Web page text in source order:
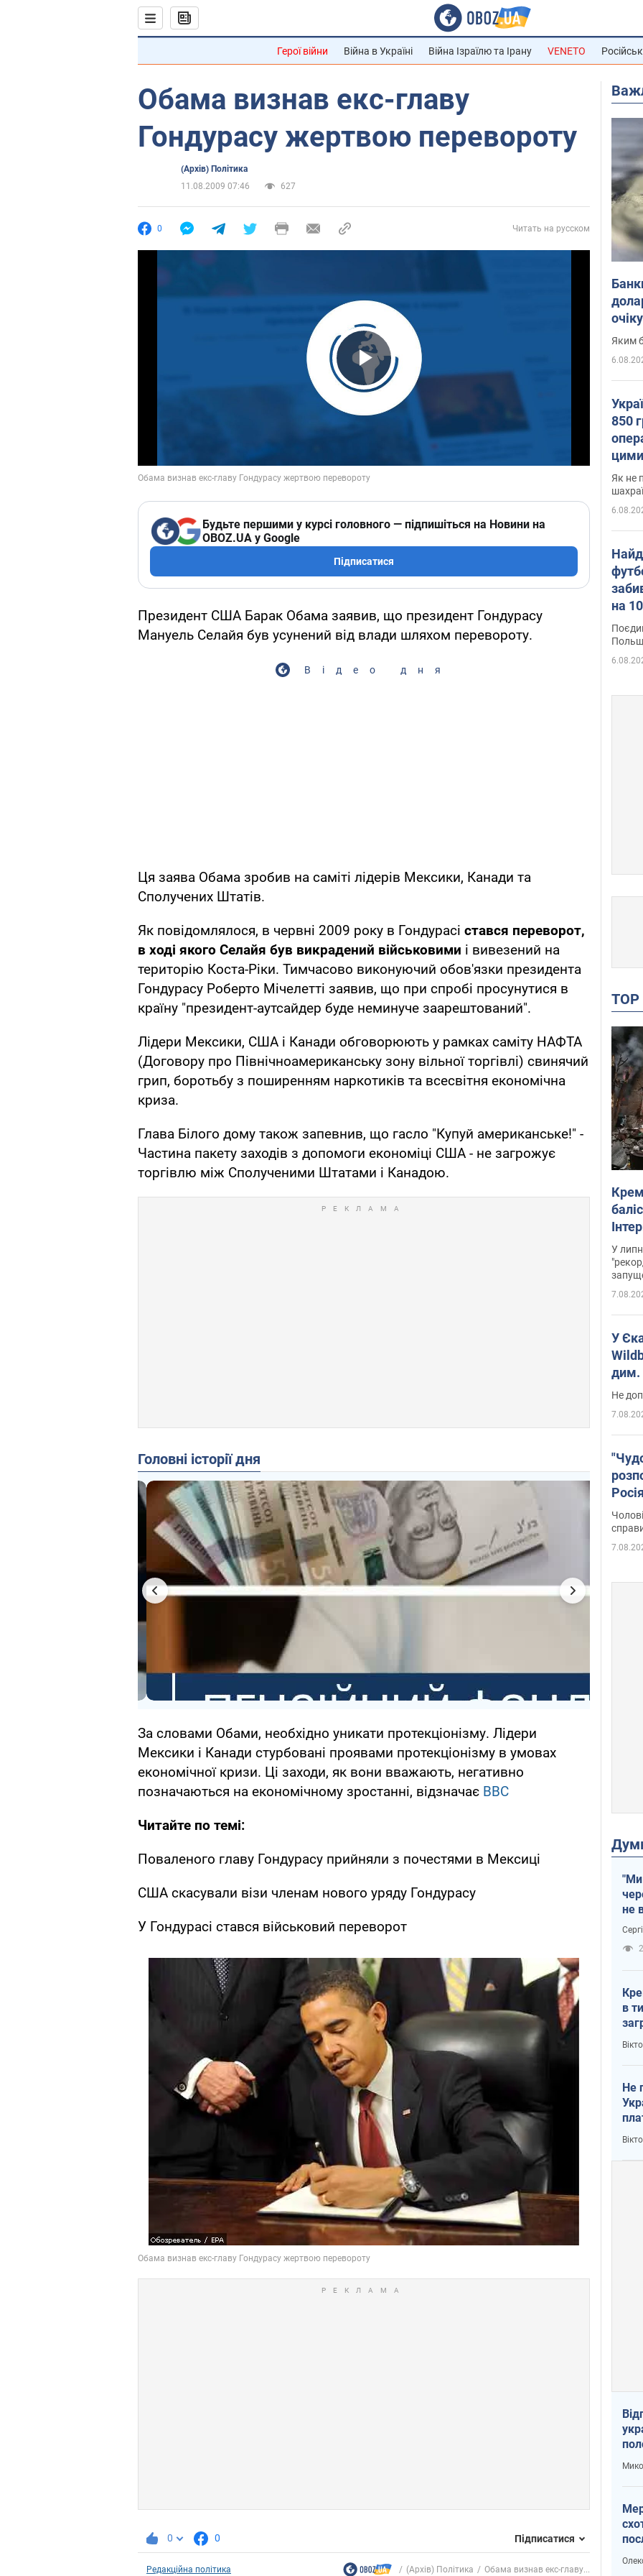
Герої війни Війна в Україні Війна Ізраїлю та Ірану VENETO
Обама визнав екс-главу
Гондурасу жертвою перевороту
(Архів) Політика
11.08.2009 07:46
627
0 Читать на русском
Play Video
Будьте першими у курсі головного — підпишіться на Новини на
OBOZ.UA у Google
Підписатися
Президент США Барак Обама заявив, що президент Гондурасу
Мануель Селайя був усунений від влади шляхом перевороту.
Відео дня
Ця заява Обама зробив на саміті лідерів Мексики, Канади та
Сполучених Штатів.
Як повідомлялося, в червні 2009 року в Гондурасі стався переворот,
в ході якого Селайя був викрадений військовими і вивезений на
територію Коста-Ріки. Тимчасово виконуючий обов'язки президента
Гондурасу Роберто Мічелетті заявив, що при спробі просунутися в
країну "президент-аутсайдер буде неминуче заарештований".
Лідери Мексики, США і Канади обговорюють у рамках саміту НАФТА
(Договору про Північноамериканську зону вільної торгівлі) свинячий
грип, боротьбу з поширенням наркотиків та всесвітня економічна
криза.
Глава Білого дому також запевнив, що гасло "Купуй американське!" -
Частина пакету заходів з допомоги економіці США - не загрожує
торгівлю між Сполученими Штатами і Канадою.
Головні історії дня
За словами Обами, необхідно уникати протекціонізму. Лідери
Мексики і Канади стурбовані проявами протекціонізму в умовах
економічної кризи. Ці заходи, як вони вважають, негативно
позначаються на економічному зростанні, відзначає BBC
Читайте по темі:
Поваленого главу Гондурасу прийняли з почестями в Мексиці
США скасували візи членам нового уряду Гондурасу
У Гондурасі стався військовий переворот
0 0 Підписатися
Редакційна політика (Архів) Політика Обама визнав екс-главу...
Яким
850
Як не
на
Відео
У
У
дим.
Не
Фото
"Ми
не
в
Не